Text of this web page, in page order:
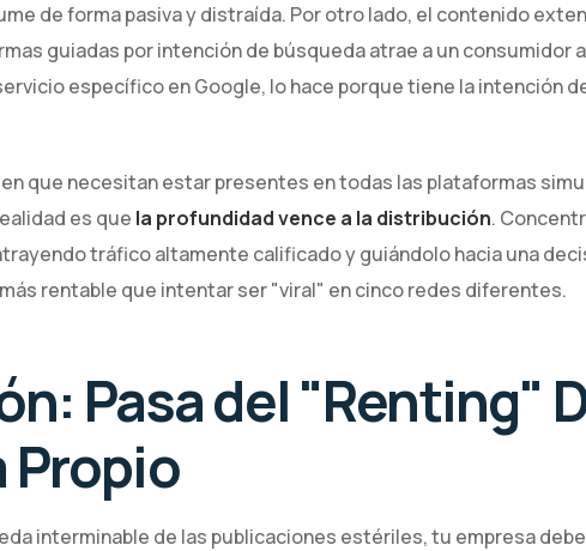
de forma pasiva y distraída. Por otro lado, el contenido
guiadas por intención de búsqueda atrae a un consumidor
específico en Google, lo hace porque tiene la intención
que necesitan estar presentes en todas las plataformas
es que la profundidad vence a la distribución.
tráfico altamente calificado y guiándolo hacia una
rentable que intentar ser "viral" en cinco redes diferentes.
Pasa del "Renting"
Propio
interminable de las publicaciones estériles, tu empresa